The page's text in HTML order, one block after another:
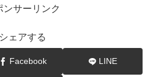
ンサーリンク
シェアする
Facebook LINE